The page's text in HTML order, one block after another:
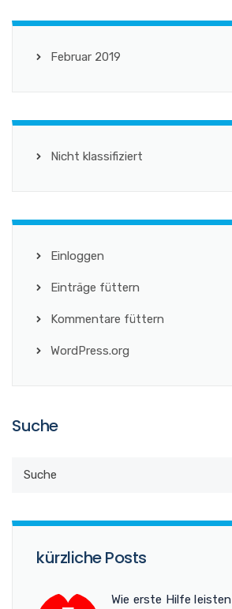
Februar 2019
Nicht klassifiziert
Einloggen
Einträge füttern
Kommentare füttern
WordPress.org
Suche
kürzliche Posts
Wie erste Hilfe leisten